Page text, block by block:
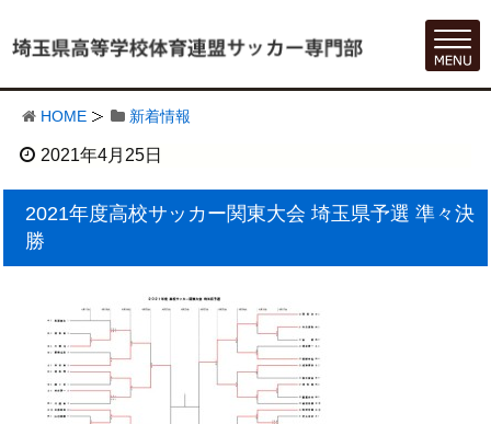
HOME 新着情報
2021年4月25日
2021年度高校サッカー関東大会 埼玉県予選 準々決
勝